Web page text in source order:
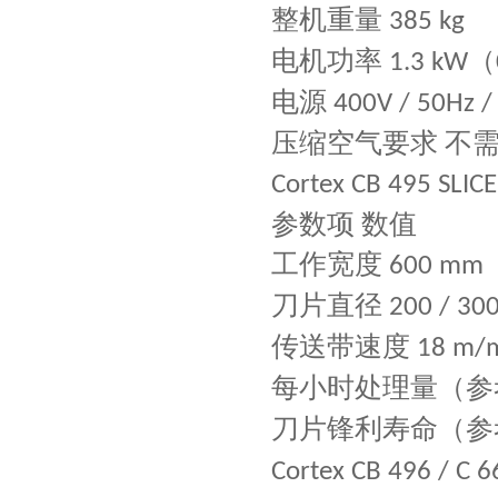
整机重量 385 kg
电机功率 1.3 kW （
电源 400V / 50Hz /
压缩空气要求 不
Cortex CB 495
参数项 数值
工作宽度 600 mm
刀片直径 200 /
传送带速度 18 m/
每小时处理量（
刀片锋利寿命（
Cortex CB 496 / C